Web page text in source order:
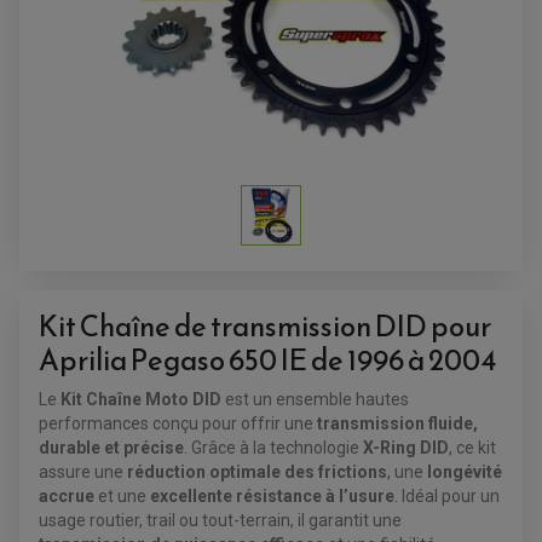
ALARME
ANTIVOL
SUPPORT ANTIVOL
Kit Chaîne de transmission DID pour
Aprilia Pegaso 650 IE de 1996 à 2004
Le Kit Chaîne Moto DID est un ensemble hautes
performances conçu pour offrir une transmission fluide,
durable et précise . Grâce à la technologie X-Ring DID, ce kit
assure une réduction optimale des frictions, une longévité
accrue et une excellente résistance à l’usure . Idéal pour un
usage routier, trail ou tout-terrain, il garantit une